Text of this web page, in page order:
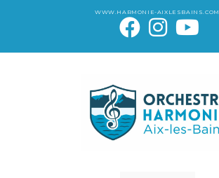
WWW.HARMONIE-AIXLESBAINS.COM